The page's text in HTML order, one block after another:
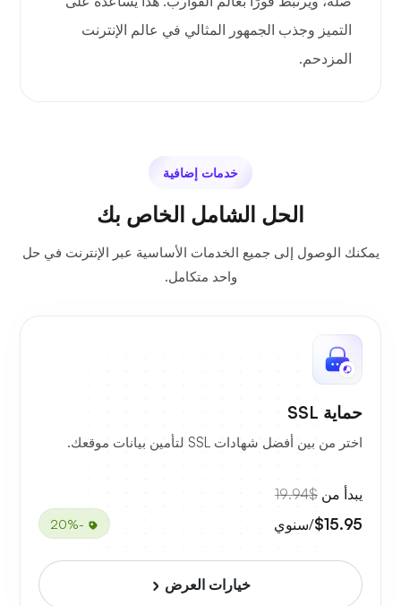
التميز وجذب الجمهور المثالي في عالم الإنترنت
المزدحم.
خدمات إضافية
الحل الشامل الخاص بك
يمكنك الوصول إلى جميع الخدمات الأساسية عبر الإنترنت في حل
واحد متكامل.
حماية SSL
اختر من بين أفضل شهادات SSL لتأمين بيانات موقعك.
يبدأ من $19.94
$15.95/سنوي -20%
خيارات العرض